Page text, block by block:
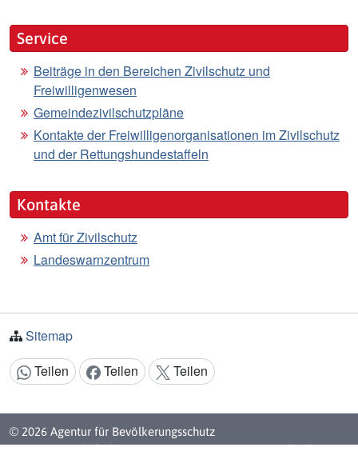
Service
Beiträge in den Bereichen Zivilschutz und
Freiwilligenwesen
Gemeindezivilschutzpläne
Kontakte der Freiwilligenorganisationen im Zivilschutz
und der Rettungshundestaffeln
Kontakte
Amt für Zivilschutz
Landeswarnzentrum
Sitemap
Inhalt teilen:
Teilen Teilen Teilen
© 2026 Agentur für Bevölkerungsschutz
Eine Körperschaft derAutonome Provinz Bozen - Südtirol